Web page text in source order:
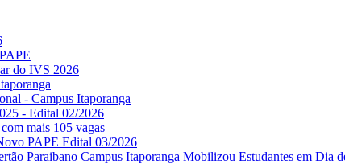
do IVS 2026
- Campus Itaporanga
- Edital 02/2026
mais 105 vagas
PAPE Edital 03/2026
Paraibano Campus Itaporanga Mobilizou Estudantes em Dia